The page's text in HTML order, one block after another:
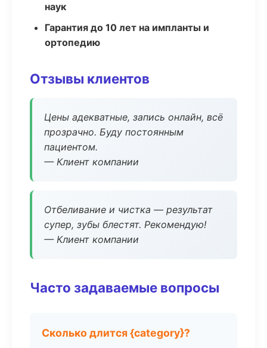
наук
Гарантия до 10 лет на импланты и
ортопедию
Отзывы клиентов
Цены адекватные, запись онлайн, всё
прозрачно. Буду постоянным
пациентом.
— Клиент компании
Отбеливание и чистка — результат
супер, зубы блестят. Рекомендую!
— Клиент компании
Часто задаваемые вопросы
Сколько длится {category}?